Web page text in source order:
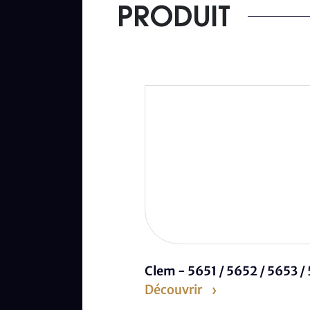
PRODUIT
Clem - 5651 / 5652 / 5653 /
Découvrir